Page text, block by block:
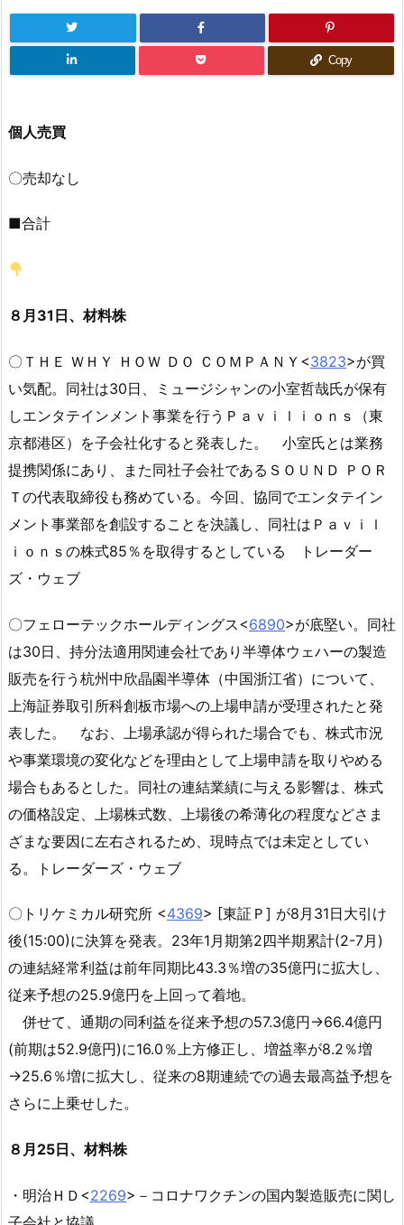
Copy
個人売買
〇売却なし
■合計
８月31日、材料株
〇ＴＨＥ ＷＨＹ ＨＯＷ ＤＯ ＣＯＭＰＡＮＹ<3823>が買
い気配。同社は30日、ミュージシャンの小室哲哉氏が保有
しエンタテインメント事業を行うＰａｖｉｌｉｏｎｓ（東
京都港区）を子会社化すると発表した。 小室氏とは業務
提携関係にあり、また同社子会社であるＳＯＵＮＤ ＰＯＲ
Ｔの代表取締役も務めている。今回、協同でエンタテイン
メント事業部を創設することを決議し、同社はＰａｖｉｌ
ｉｏｎｓの株式85％を取得するとしている トレーダー
ズ・ウェブ
〇フェローテックホールディングス<6890>が底堅い。同社
は30日、持分法適用関連会社であり半導体ウェハーの製造
販売を行う杭州中欣晶園半導体（中国浙江省）について、
上海証券取引所科創板市場への上場申請が受理されたと発
表した。 なお、上場承認が得られた場合でも、株式市況
や事業環境の変化などを理由として上場申請を取りやめる
場合もあるとした。同社の連結業績に与える影響は、株式
の価格設定、上場株式数、上場後の希薄化の程度などさま
ざまな要因に左右されるため、現時点では未定としてい
る。トレーダーズ・ウェブ
〇トリケミカル研究所 <4369> [東証Ｐ] が8月31日大引け
後(15:00)に決算を発表。23年1月期第2四半期累計(2-7月)
の連結経常利益は前年同期比43.3％増の35億円に拡大し、
従来予想の25.9億円を上回って着地。
併せて、通期の同利益を従来予想の57.3億円→66.4億円
(前期は52.9億円)に16.0％上方修正し、増益率が8.2％増
→25.6％増に拡大し、従来の8期連続での過去最高益予想を
さらに上乗せした。
８月25日、材料株
・明治ＨＤ<2269>－コロナワクチンの国内製造販売に関し